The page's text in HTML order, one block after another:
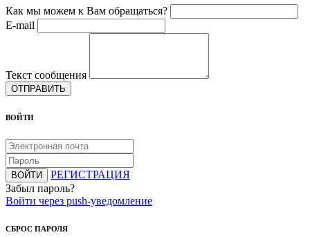
Как мы можем к Вам обращаться?
E-mail
Текст сообщения
ОТПРАВИТЬ
ВОЙТИ
ВОЙТИ
РЕГИСТРАЦИЯ
Забыл пароль?
Войти через push-уведомление
СБРОС ПАРОЛЯ